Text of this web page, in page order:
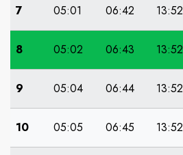
7 05:01 06:42 13:52
8 05:02 06:43 13:52
9 05:04 06:44 13:52
10 05:05 06:45 13:52